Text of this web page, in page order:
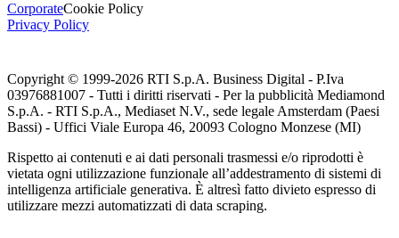
CorporateCookie Policy
Privacy Policy
Copyright © 1999-2026 RTI S.p.A. Business Digital - P.Iva
03976881007 - Tutti i diritti riservati - Per la pubblicità Mediamond
S.p.A. - RTI S.p.A., Mediaset N.V., sede legale Amsterdam (Paesi
Bassi) - Uffici Viale Europa 46, 20093 Cologno Monzese (MI)
Rispetto ai contenuti e ai dati personali trasmessi e/o riprodotti è
vietata ogni utilizzazione funzionale all’addestramento di sistemi di
intelligenza artificiale generativa. È altresì fatto divieto espresso di
utilizzare mezzi automatizzati di data scraping.